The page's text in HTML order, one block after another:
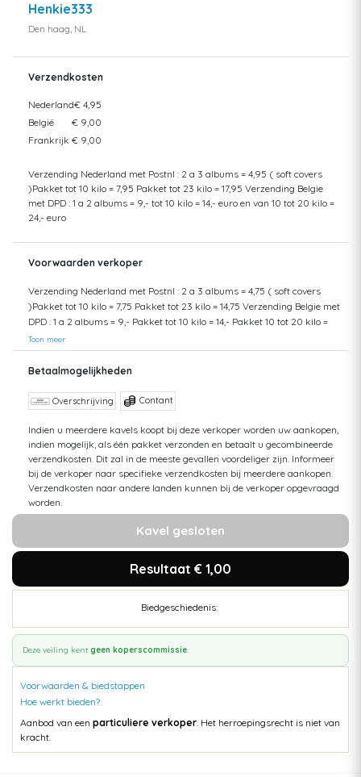
Henkie333
Den haag, NL
Verzendkosten
Nederland€ 4,95
België
€ 9,00
Frankrijk € 9,00
Verzending Nederland met Postnl : 2 a 3 albums = 4,95 ( soft covers
)Pakket tot 10 kilo = 7,95 Pakket tot 23 kilo = 17,95 Verzending Belgie
met DPD : 1 a 2 albums = 9,- tot 10 kilo = 14,- euro en van 10 tot 20 kilo =
24,- euro
Voorwaarden verkoper
Verzending Nederland met Postnl : 2 a 3 albums = 4,75 ( soft covers
)Pakket tot 10 kilo = 7,75 Pakket tot 23 kilo = 14,75 Verzending Belgie met
DPD : 1 a 2 albums = 9,- Pakket tot 10 kilo = 14,- Pakket 10 tot 20 kilo =
24,- Ophalen in Den Haag kan ook
Toon meer
Betaalmogelijkheden
Overschrijving Contant
Indien u meerdere kavels koopt bij deze verkoper worden uw aankopen,
indien mogelijk, als één pakket verzonden en betaalt u gecombineerde
verzendkosten. Dit zal in de meeste gevallen voordeliger zijn. Informeer
bij de verkoper naar specifieke verzendkosten bij meerdere aankopen.
Verzendkosten naar andere landen kunnen bij de verkoper opgevraagd
worden.
Kavel gesloten
Resultaat € 1,00
Biedgeschiedenis:
Deze veiling kent geen koperscommissie.
Voorwaarden & biedstappen
Hoe werkt bieden?
Aanbod van een particuliere verkoper . Het herroepingsrecht is niet van
kracht.